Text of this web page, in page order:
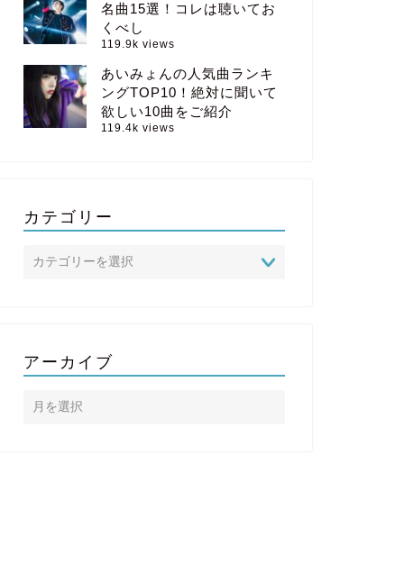
名曲15選！コレは聴いてお
くべし
119.9k views
あいみょんの人気曲ランキ
ングTOP10！絶対に聞いて
欲しい10曲をご紹介
119.4k views
カテゴリー
アーカイブ